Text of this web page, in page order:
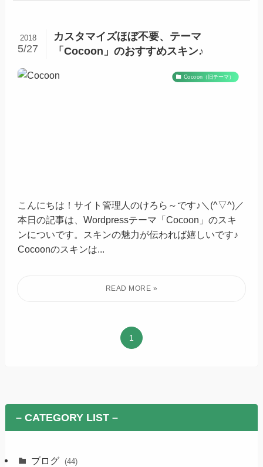
カスタマイズほぼ不要、テーマ
「Cocoon」のおすすめスキン♪
2018
5/27
Cocoon（旧テーマ）
こんにちは！サイト管理人のけろら～です♪＼(^▽^)／
本日の記事は、Wordpressテーマ「Cocoon」のスキ
ンについです。スキンの魅力が伝われば嬉しいです♪
Cocoonのスキンは...
1
– CATEGORY LIST –
ブログ (44)